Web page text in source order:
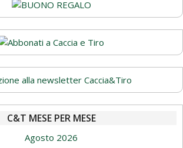
C&T MESE PER MESE
Agosto 2026